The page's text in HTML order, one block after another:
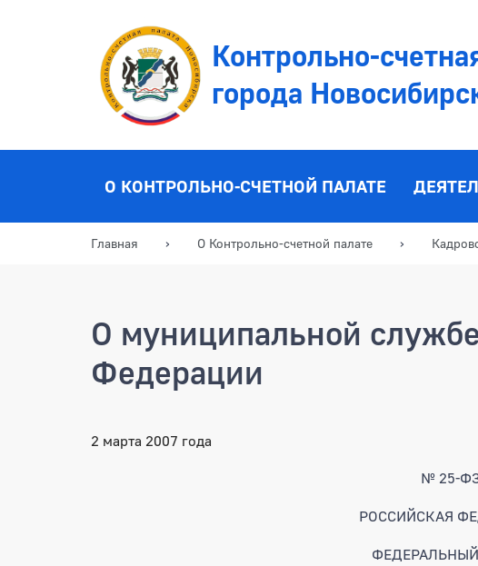
Контрольно-
города
О КОНТРОЛЬНО-СЧЕТНОЙ ПАЛАТЕ
Главная О Контрольно-счетной палате
О муниципальной
Федерации
2 марта 2007 года
№ 25-
РОССИЙСКАЯ